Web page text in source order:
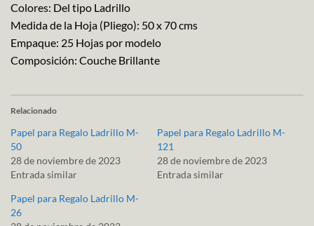
Colores: Del tipo Ladrillo
Medida de la Hoja (Pliego): 50 x 70 cms
Empaque: 25 Hojas por modelo
Composición: Couche Brillante
Relacionado
Papel para Regalo Ladrillo M-
50
28 de noviembre de 2023
Entrada similar
Papel para Regalo Ladrillo M-
121
28 de noviembre de 2023
Entrada similar
Papel para Regalo Ladrillo M-
26